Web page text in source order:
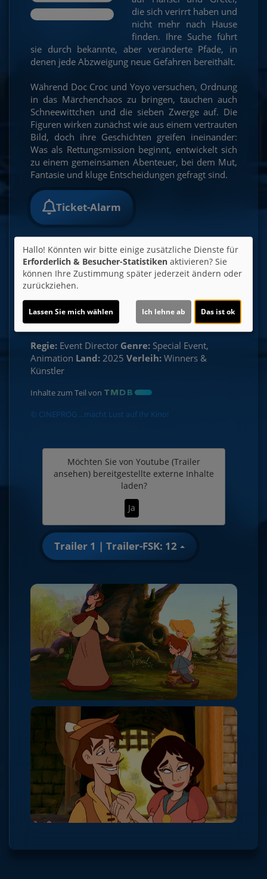
die sich verirrt haben und
nicht mehr nach Hause
finden. Ihre Suche führt
sie durch bekannte, aber veränderte Pfade, in
denen jede Abzweigung neue Gefahren bereithält.
Während Doc Croc und Yoyo versuchen, Ordnung
in das Märchenchaos zu bringen, tauchen auch
Schneewittchen und die sieben Zwerge auf. Die
Figuren wirken zunächst wie aus einem vertrauten
Bild, doch ihre Geschichten greifen ineinander:
Was als Rettungsmission beginnt, entwickelt sich
zu einem gemeinsamen Abenteuer, bei dem Mut,
Fantasie und kluge Entscheidungen gefragt sind.
Ticket-Alarm
Altersfreigabe:noch nicht bekannt
Originaltitel:SimsalaGrimm Mitmachkino 2
Regie: Event Director Genre: Special Event,
Animation Land: 2025 Verleih: Winners &
Künstler
Inhalte zum Teil von
© CINEPROG ...macht Lust auf Ihr Kino!
Möchten Sie von Youtube (Trailer
ansehen) bereitgestellte externe Inhalte
laden?
Ja
Trailer 1 | Trailer-FSK: 12
Hallo! Könnten wir bitte einige zusätzliche Dienste für
Erforderlich & Besucher-Statistiken aktivieren? Sie
können Ihre Zustimmung später jederzeit ändern oder
zurückziehen.
Lassen Sie mich wählen Ich lehne ab Das ist ok